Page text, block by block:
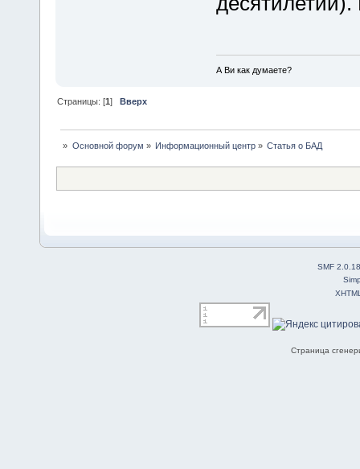
А Ви как думаете?
Страницы: [1]Вверх
» Основной форум » Информационный центр» Статья о БАД
SMF 2.0.18
Страница